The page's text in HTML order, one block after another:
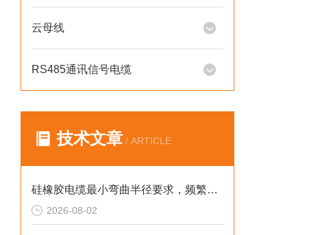
云母线
RS485通讯信号电缆
技术文章 / ARTICLE
硅橡胶电缆最小弯曲半径要求，频繁弯折场景允许弯曲半径取值。
2026-08-02